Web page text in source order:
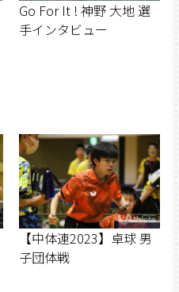
Go For It ! 神野 大地 選
手インタビュー
【中体連2023】卓球 男
子団体戦